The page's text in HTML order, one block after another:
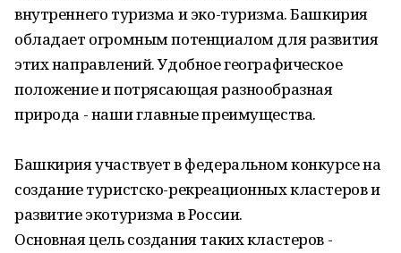
внутреннего туризма и эко-туризма. Башкирия
обладает огромным потенциалом для развития
этих направлений. Удобное географическое
положение и потрясающая разнообразная
природа - наши главные преимущества.
Башкирия участвует в федеральном конкурсе на
создание туристско-рекреационных кластеров и
развитие экотуризма в России.
Основная цель создания таких кластеров -